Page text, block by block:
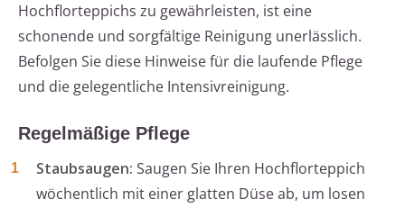
Hochflorteppichs zu gewährleisten, ist eine
schonende und sorgfältige Reinigung unerlässlich.
Befolgen Sie diese Hinweise für die laufende Pflege
und die gelegentliche Intensivreinigung.
Regelmäßige Pflege
Staubsaugen: Saugen Sie Ihren Hochflorteppich
wöchentlich mit einer glatten Düse ab, um losen